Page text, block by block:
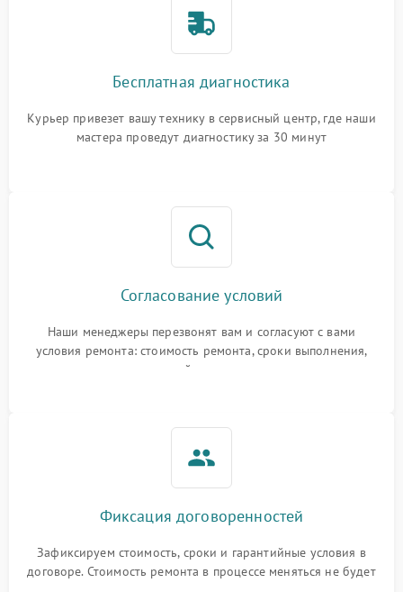
Бесплатная диагностика
Курьер привезет вашу технику в сервисный центр, где наши
мастера проведут диагностику за 30 минут
Согласование условий
Наши менеджеры перезвонят вам и согласуют с вами
условия ремонта: стоимость ремонта, сроки выполнения,
гарантийные условия
Фиксация договоренностей
Зафиксируем стоимость, сроки и гарантийные условия в
договоре. Стоимость ремонта в процессе меняться не будет